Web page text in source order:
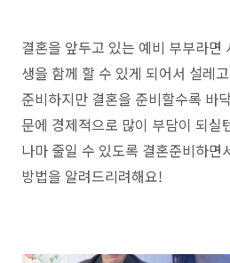
결혼을 앞두고 있는 예비 부부라면
생을 함께 할 수 있게 되어서 설레
준비하지만 결혼을 준비할수록 바
문에 경제적으로 많이 부담이 되실
나마 줄일 수 있도록 결혼준비하면
방법을 알려드리려해요!